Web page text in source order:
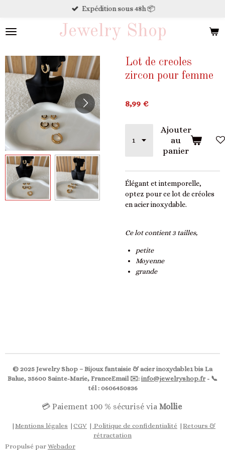
contenu
Jewelry Shop
Expédition sous 48h 📦
Lot de creoles
zircon pour femme
8,99 €
Ajouter
au
panier
Élégant et intemporelle,
optez pour ce lot de créoles
en acier inoxydable.
Ce lot contient 3 tailles,
petite
Moyenne
grande
© 2025 Jewelry Shop – Bijoux fantaisie & acier inoxydable1 bis La
Balue, 35600 Sainte-Marie, FranceEmail ✉️: info@jewelryshop.fr- 📞
tél : 0606450836
💳 Paiement 100 % sécurisé via Mollie
| Mentions légales | CGV | Politique de confidentialité | Retours &
rétractation
Propulsé par Webador